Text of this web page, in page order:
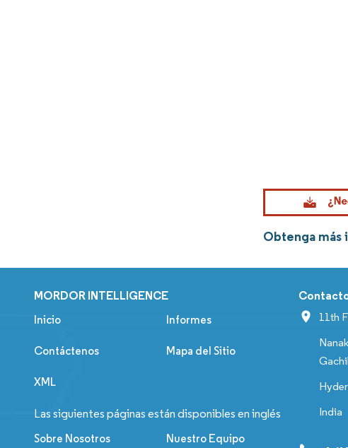
Obtenga más
MORDOR INTELLIGENCE
Inicio Informes
Contáctenos Mapa del Sitio
XML
Las siguientes páginas están disponibles en inglés
Sobre Nosotros Nuestro Equipo
11th
India